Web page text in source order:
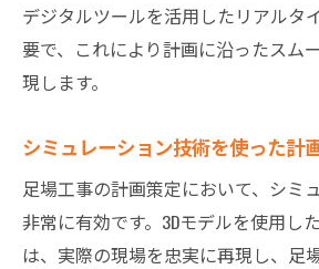
デジタルツールを活用したリアルタ
要で、これにより計画に沿ったスム
現します。
シミュレーション技術を使った計
足場工事の計画策定において、シミ
非常に有効です。3Dモデルを使用し
は、実際の現場を忠実に再現し、足